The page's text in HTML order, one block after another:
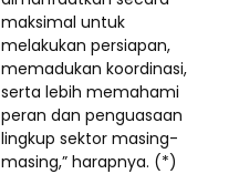
maksimal untuk
melakukan persiapan,
memadukan koordinasi,
serta lebih memahami
peran dan penguasaan
lingkup sektor masing-
masing,” harapnya. (*)